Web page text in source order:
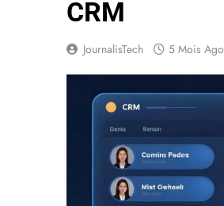
CRM
JournalisTech 5 Mois Ago